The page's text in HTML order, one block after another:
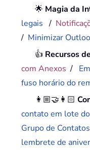
🌟 Magia da
legais /
/ Minimizar
👍 Recursos
com Anexos /
fuso horário do
👩🏼‍🤝‍👩🏻
contato em lote
Grupo de
lembrete de